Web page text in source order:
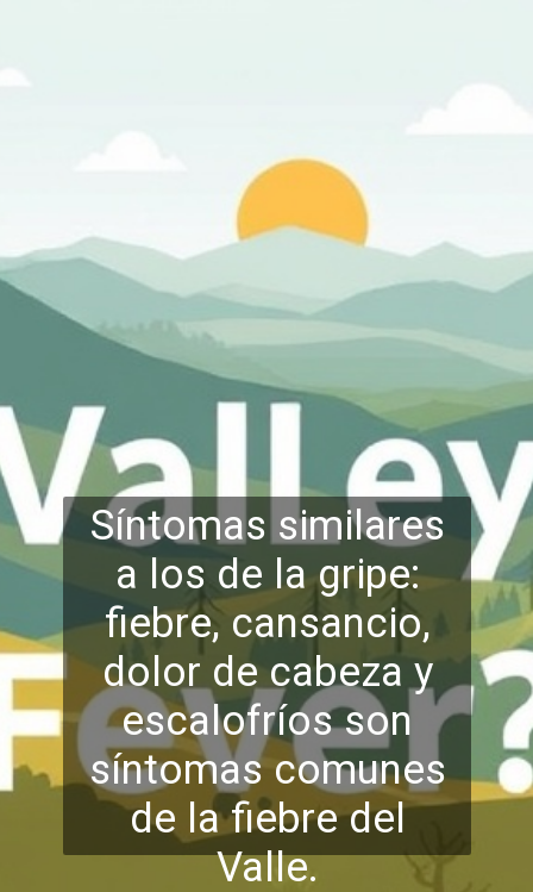
Síntomas similares
a los de la gripe:
fiebre, cansancio,
dolor de cabeza y
escalofríos son
síntomas comunes
de la fiebre del
Valle.